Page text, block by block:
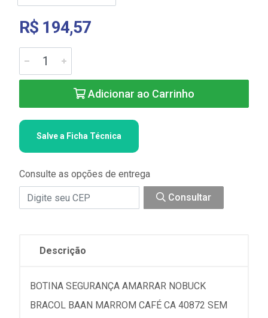
R$ 194,57
Adicionar ao Carrinho
Salve a Ficha Técnica
Consulte as opções de entrega
Consultar
Descrição
BOTINA SEGURANÇA AMARRAR NOBUCK
BRACOL BAAN MARROM CAFÉ CA 40872 SEM